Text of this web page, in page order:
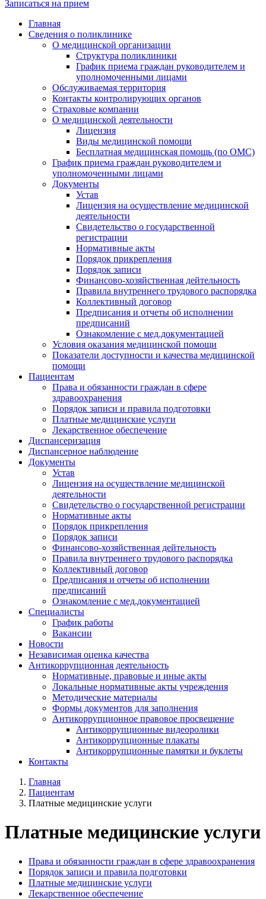
Записаться на прием
Главная
Сведения о поликлинике
О медицинской организации
Структура поликлиники
График приема граждан руководителем и
уполномоченными лицами
Обслуживаемая территория
Контакты контролирующих органов
Страховые компании
О медицинской деятельности
Лицензия
Виды медицинской помощи
Бесплатная медицинская помощь (по ОМС)
График приема граждан руководителем и
уполномоченными лицами
Документы
Устав
Лицензия на осуществление медицинской
деятельности
Свидетельство о государственной
регистрации
Нормативные акты
Порядок прикрепления
Порядок записи
Финансово-хозяйственная дейтельность
Правила внутреннего трудового распорядка
Коллективный договор
Предписания и отчеты об исполнении
предписаний
Ознакомление с мед.документацией
Условия оказания медицинской помощи
Показатели доступности и качества медицинской
помощи
Пациентам
Права и обязанности граждан в сфере
здравоохранения
Порядок записи и правила подготовки
Платные медицинские услуги
Лекарственное обеспечение
Диспансеризация
Диспансерное наблюдение
Документы
Устав
Лицензия на осуществление медицинской
деятельности
Свидетельство о государственной регистрации
Нормативные акты
Порядок прикрепления
Порядок записи
Финансово-хозяйственная дейтельность
Правила внутреннего трудового распорядка
Коллективный договор
Предписания и отчеты об исполнении
предписаний
Ознакомление с мед.документацией
Специалисты
График работы
Вакансии
Новости
Независимая оценка качества
Антикоррупционная деятельность
Нормативные, правовые и иные акты
Локальные нормативные акты учреждения
Методические материалы
Формы документов для заполнения
Антикоррупционное правовое просвещение
Антикоррупционные видеоролики
Антикоррупционные плакаты
Антикоррупционные памятки и буклеты
Контакты
Главная
Пациентам
Платные медицинские услуги
Платные медицинские услуги
Права и обязанности граждан в сфере здравоохранения
Порядок записи и правила подготовки
Платные медицинские услуги
Лекарственное обеспечение